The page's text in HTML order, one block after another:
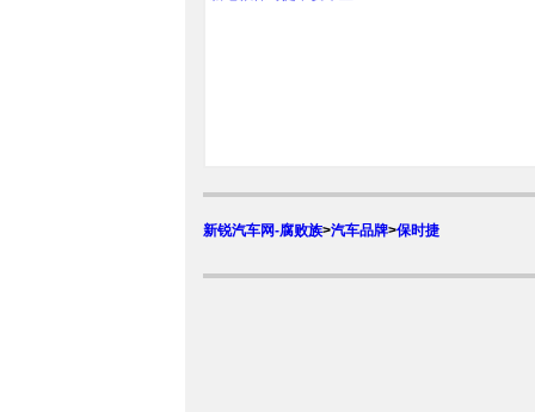
新锐汽车网-腐败族>汽车品牌>保时捷